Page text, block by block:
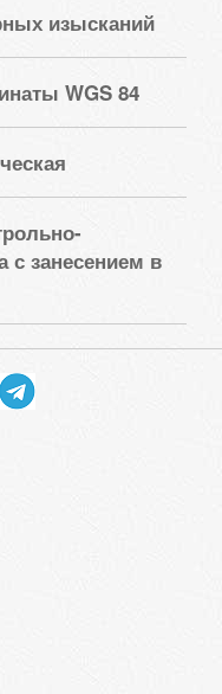
изысканий
WGS 84
с занесением в